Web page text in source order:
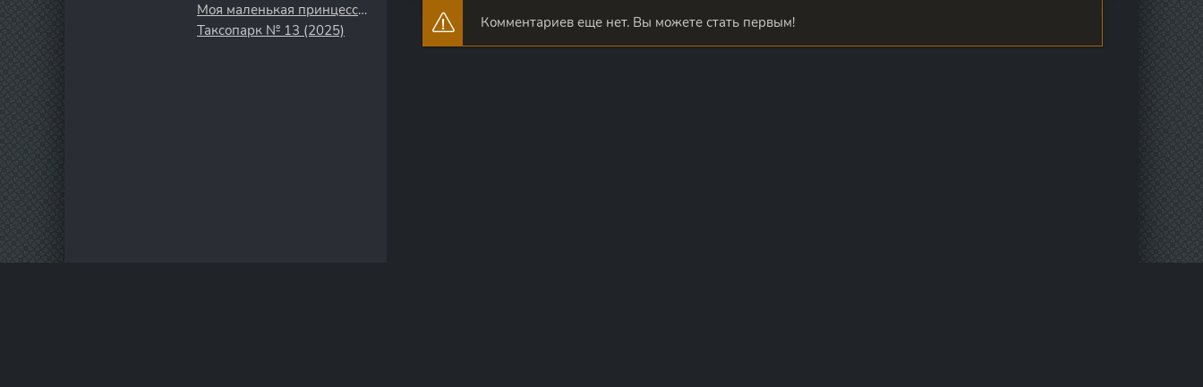
Комментариев еще нет. Вы можете стать первым!
Моя маленькая принцесса (2016)
Таксопарк № 13 (2025)